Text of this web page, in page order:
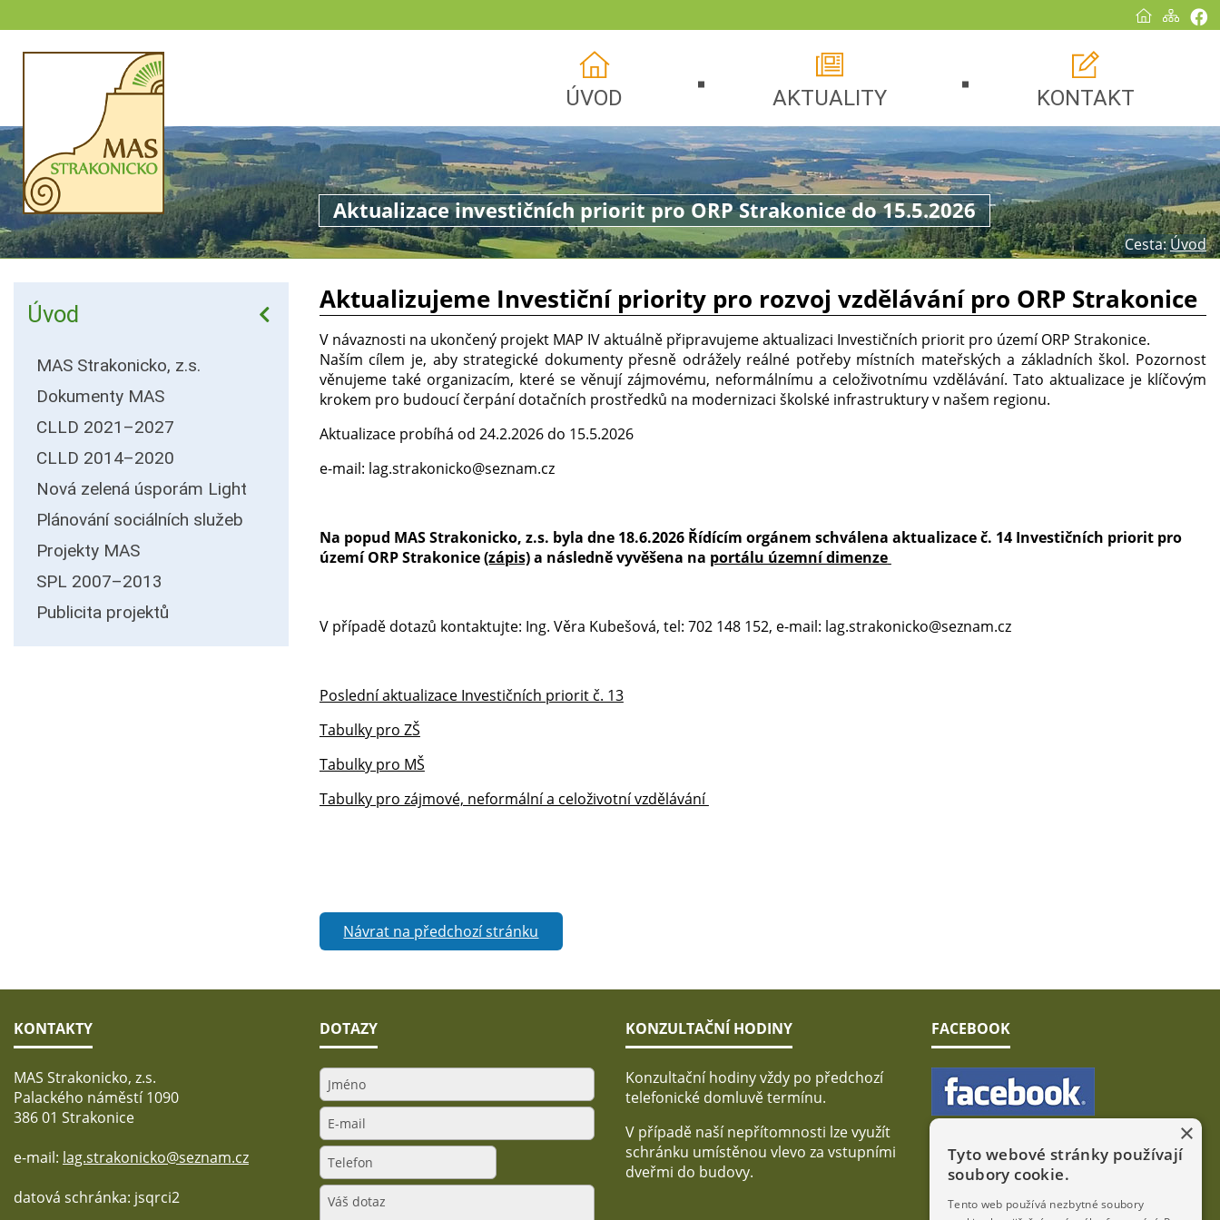
ÚVOD AKTUALITY KONTAKT
Aktualizace investičních priorit pro ORP Strakonice do 15.5.2026
Cesta:Úvod
Úvod
MAS Strakonicko, z.s.
Dokumenty MAS
CLLD 2021–2027
CLLD 2014–2020
Nová zelená úsporám Light
Plánování sociálních služeb
Projekty MAS
SPL 2007–2013
Publicita projektů
Aktualizujeme Investiční priority pro rozvoj vzdělávání pro ORP Strakonice
V návaznosti na ukončený projekt MAP IV aktuálně připravujeme aktualizaci Investičních priorit pro území ORP Strakonice.
Naším cílem je, aby strategické dokumenty přesně odrážely reálné potřeby místních mateřských a základních škol. Pozornost
věnujeme také organizacím, které se věnují zájmovému, neformálnímu a celoživotnímu vzdělávání. Tato aktualizace je klíčovým
krokem pro budoucí čerpání dotačních prostředků na modernizaci školské infrastruktury v našem regionu.
Aktualizace probíhá od 24.2.2026 do 15.5.2026
e-mail: lag.strakonicko@seznam.cz
Na popud MAS Strakonicko, z.s. byla dne 18.6.2026 Řídícím orgánem schválena aktualizace č. 14 Investičních priorit pro
území ORP Strakonice(zápis)a následně vyvěšena na portálu územní dimenze
V případě dotazů kontaktujte: Ing. Věra Kubešová, tel: 702 148 152, e-mail: lag.strakonicko@seznam.cz
Poslední aktualizace Investičních priorit č. 13
Tabulky pro ZŠ
Tabulky pro MŠ
Tabulky pro zájmové, neformální a celoživotní vzdělávání
Návrat na předchozí stránku
KONTAKTY
MAS Strakonicko, z.s.
Palackého náměstí 1090
386 01 Strakonice
e-mail: lag.strakonicko@seznam.cz
datová schránka: jsqrci2
DOTAZY KONZULTAČNÍ HODINY
Konzultační hodiny vždy po předchozí
telefonické domluvě termínu.
V případě naší nepřítomnosti lze využít
schránku umístěnou vlevo za vstupními
dveřmi do budovy.
FACEBOOK
×
Tyto webové stránky používají
soubory cookie.
Tento web používá nezbytné soubory